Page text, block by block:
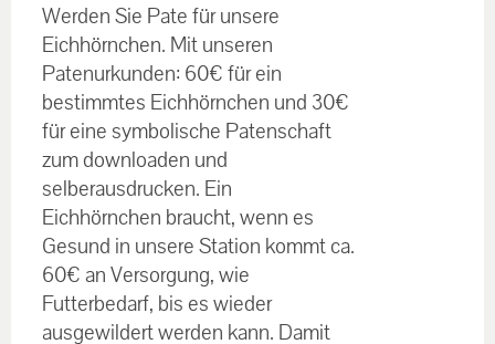
Werden Sie Pate für unsere
Eichhörnchen. Mit unseren
Patenurkunden: 60€ für ein
bestimmtes Eichhörnchen und 30€
für eine symbolische Patenschaft
zum downloaden und
selberausdrucken. Ein
Eichhörnchen braucht, wenn es
Gesund in unsere Station kommt ca.
60€ an Versorgung, wie
Futterbedarf, bis es wieder
ausgewildert werden kann. Damit